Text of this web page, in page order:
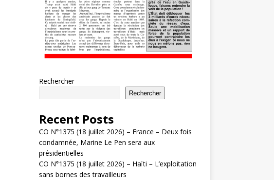
Rechercher
Rechercher
Recent Posts
CO N°1375 (18 juillet 2026) – France – Deux fois
condamnée, Marine Le Pen sera aux
présidentielles
CO N°1375 (18 juillet 2026) – Haïti – L’exploitation
sans bornes des travailleurs